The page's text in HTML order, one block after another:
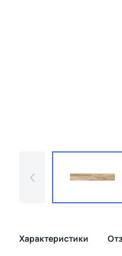
Характеристики